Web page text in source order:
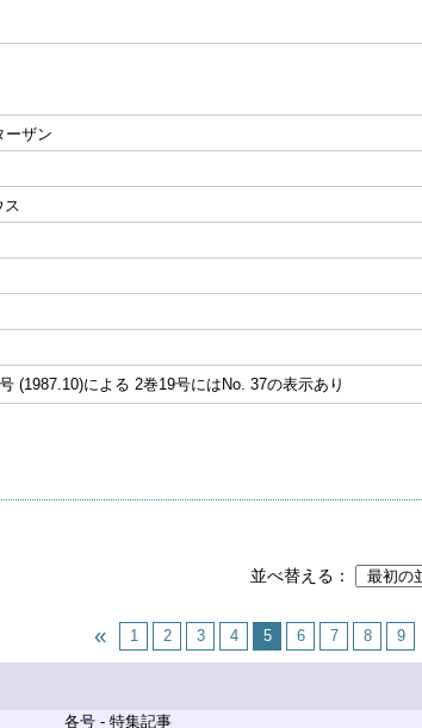
ーザン
ス
(1987.10)による 2巻19号にはNo. 37の表示あり
並べ替える
1 2 3 4 5 6 7 8 9
各号 - 特集記事